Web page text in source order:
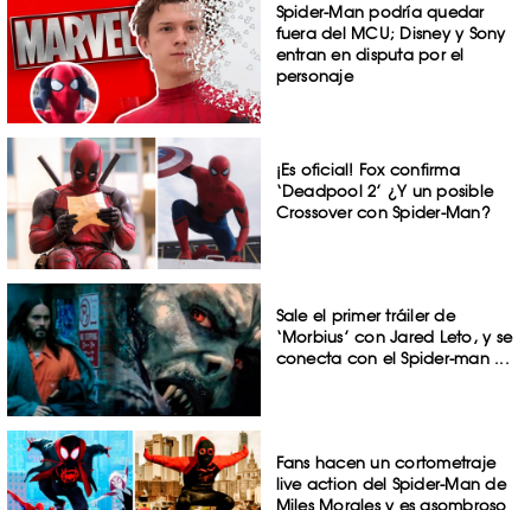
Spider-Man podría quedar
fuera del MCU; Disney y Sony
entran en disputa por el
personaje
¡Es oficial! Fox confirma
‘Deadpool 2’ ¿Y un posible
Crossover con Spider-Man?
Sale el primer tráiler de
‘Morbius’ con Jared Leto, y se
conecta con el Spider-man ...
Fans hacen un cortometraje
live action del Spider-Man de
Miles Morales y es asombroso